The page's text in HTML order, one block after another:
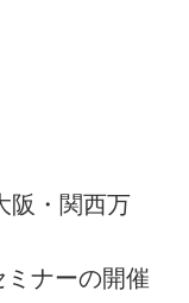
阪・関西万
ナーの開催